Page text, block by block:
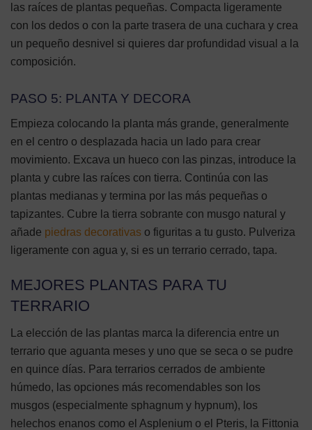
las raíces de plantas pequeñas. Compacta ligeramente
con los dedos o con la parte trasera de una cuchara y crea
un pequeño desnivel si quieres dar profundidad visual a la
composición.
PASO 5: PLANTA Y DECORA
Empieza colocando la planta más grande, generalmente
en el centro o desplazada hacia un lado para crear
movimiento. Excava un hueco con las pinzas, introduce la
planta y cubre las raíces con tierra. Continúa con las
plantas medianas y termina por las más pequeñas o
tapizantes. Cubre la tierra sobrante con musgo natural y
añade piedras decorativas o figuritas a tu gusto. Pulveriza
ligeramente con agua y, si es un terrario cerrado, tapa.
MEJORES PLANTAS PARA TU
TERRARIO
La elección de las plantas marca la diferencia entre un
terrario que aguanta meses y uno que se seca o se pudre
en quince días. Para terrarios cerrados de ambiente
húmedo, las opciones más recomendables son los
musgos (especialmente sphagnum y hypnum), los
helechos enanos como el Asplenium o el Pteris, la Fittonia